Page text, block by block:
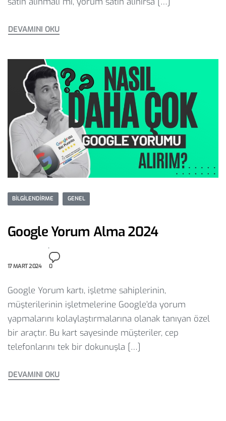
DEVAMINI OKU
BILGILENDIRME GENEL
Google Yorum Alma 2024
17 MART 2024 0
Google Yorum kartı, işletme sahiplerinin,
müşterilerinin işletmelerine Google’da yorum
yapmalarını kolaylaştırmalarına olanak tanıyan özel
bir araçtır. Bu kart sayesinde müşteriler, cep
telefonlarını tek bir dokunuşla […]
DEVAMINI OKU